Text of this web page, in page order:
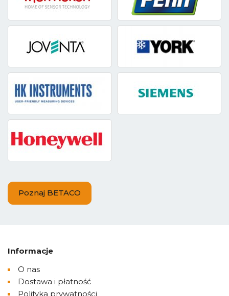
Poznaj BETACO
Informacje
O nas
Dostawa i płatność
Polityka prywatności